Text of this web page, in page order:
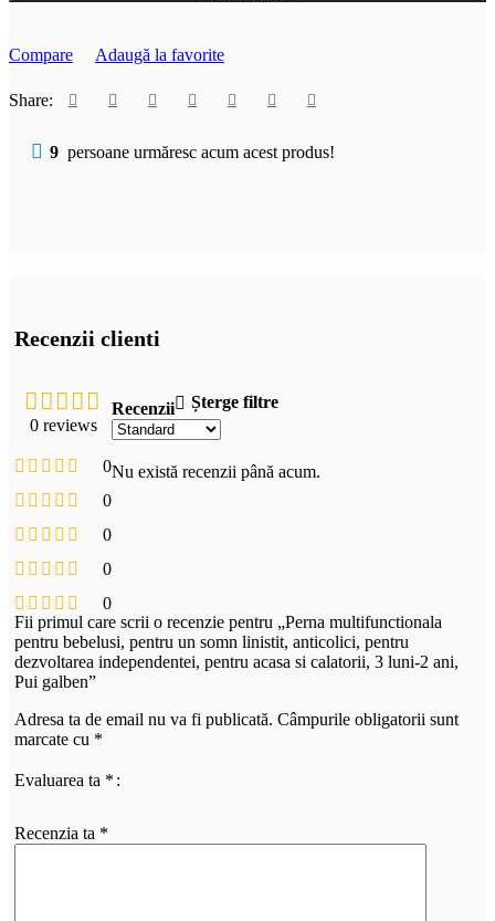
Compare Adaugă la favorite
Share:
9 persoane urmăresc acum acest produs!
Recenzii clienti
0 reviews
0
0
0
0
0
Recenzii Șterge filtre
Nu există recenzii până acum.
Fii primul care scrii o recenzie pentru „Perna multifunctionala
pentru bebelusi, pentru un somn linistit, anticolici, pentru
dezvoltarea independentei, pentru acasa si calatorii, 3 luni-2 ani,
Pui galben”
Adresa ta de email nu va fi publicată. Câmpurile obligatorii sunt
marcate cu *
Evaluarea ta *
Recenzia ta *